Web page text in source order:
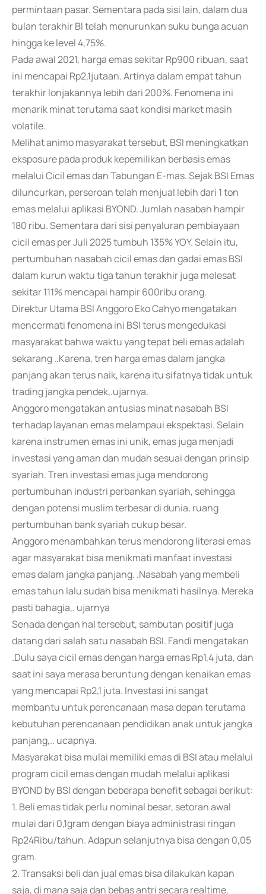
permintaan pasar. Sementara pada sisi lain, dalam dua
bulan terakhir BI telah menurunkan suku bunga acuan
hingga ke level 4,75%.
Pada awal 2021, harga emas sekitar Rp900 ribuan, saat
ini mencapai Rp2,1jutaan. Artinya dalam empat tahun
terakhir lonjakannya lebih dari 200%. Fenomena ini
menarik minat terutama saat kondisi market masih
volatile.
Melihat animo masyarakat tersebut, BSI meningkatkan
eksposure pada produk kepemilikan berbasis emas
melalui Cicil emas dan Tabungan E-mas. Sejak BSI Emas
diluncurkan, perseroan telah menjual lebih dari 1 ton
emas melalui aplikasi BYOND. Jumlah nasabah hampir
180 ribu. Sementara dari sisi penyaluran pembiayaan
cicil emas per Juli 2025 tumbuh 135% YOY. Selain itu,
pertumbuhan nasabah cicil emas dan gadai emas BSI
dalam kurun waktu tiga tahun terakhir juga melesat
sekitar 111% mencapai hampir 600ribu orang.
Direktur Utama BSI Anggoro Eko Cahyo mengatakan
mencermati fenomena ini BSI terus mengedukasi
masyarakat bahwa waktu yang tepat beli emas adalah
sekarang ..Karena, tren harga emas dalam jangka
panjang akan terus naik, karena itu sifatnya tidak untuk
trading jangka pendek,.ujarnya.
Anggoro mengatakan antusias minat nasabah BSI
terhadap layanan emas melampaui ekspektasi. Selain
karena instrumen emas ini unik, emas juga menjadi
investasi yang aman dan mudah sesuai dengan prinsip
syariah. Tren investasi emas juga mendorong
pertumbuhan industri perbankan syariah, sehingga
dengan potensi muslim terbesar di dunia, ruang
pertumbuhan bank syariah cukup besar.
Anggoro menambahkan terus mendorong literasi emas
agar masyarakat bisa menikmati manfaat investasi
emas dalam jangka panjang. .Nasabah yang membeli
emas tahun lalu sudah bisa menikmati hasilnya. Mereka
pasti bahagia,. ujarnya
Senada dengan hal tersebut, sambutan positif juga
datang dari salah satu nasabah BSI. Fandi mengatakan
.Dulu saya cicil emas dengan harga emas Rp1,4 juta, dan
saat ini saya merasa beruntung dengan kenaikan emas
yang mencapai Rp2,1 juta. Investasi ini sangat
membantu untuk perencanaan masa depan terutama
kebutuhan perencanaan pendidikan anak untuk jangka
panjang,.. ucapnya.
Masyarakat bisa mulai memiliki emas di BSI atau melalui
program cicil emas dengan mudah melalui aplikasi
BYOND by BSI dengan beberapa benefit sebagai berikut:
1. Beli emas tidak perlu nominal besar, setoran awal
mulai dari 0,1gram dengan biaya administrasi ringan
Rp24Ribu/tahun. Adapun selanjutnya bisa dengan 0,05
gram.
2. Transaksi beli dan jual emas bisa dilakukan kapan
saja, di mana saja dan bebas antri secara realtime.